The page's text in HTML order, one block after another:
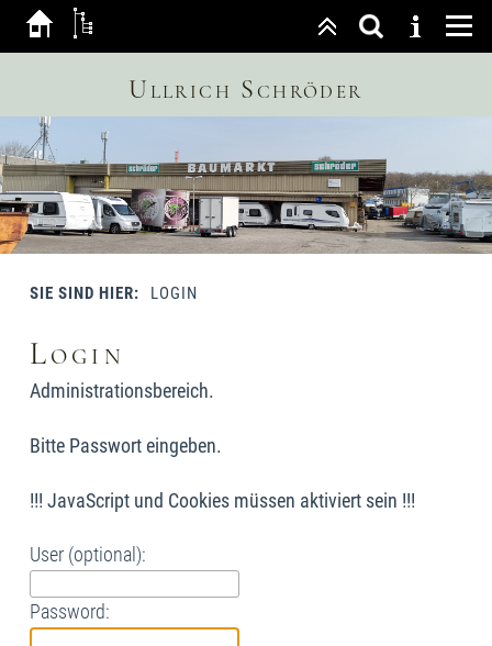
Ullrich Schröder
SIE SIND HIER: LOGIN
Login
Administrationsbereich.
Bitte Passwort eingeben.
!!! JavaScript und Cookies müssen aktiviert sein !!!
User (optional):
Password: